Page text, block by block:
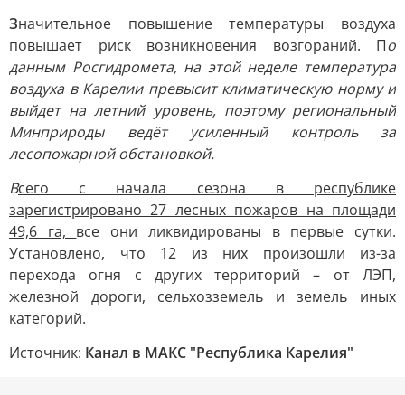
Значительное повышение температуры воздуха
повышает риск возникновения возгораний. По
данным Росгидромета, на этой неделе температура
воздуха в Карелии превысит климатическую норму и
выйдет на летний уровень, поэтому региональный
Минприроды ведёт усиленный контроль за
лесопожарной обстановкой.
Всего с начала сезона в республике
зарегистрировано 27 лесных пожаров на площади
49,6 га, все они ликвидированы в первые сутки.
Установлено, что 12 из них произошли из-за
перехода огня с других территорий – от ЛЭП,
железной дороги, сельхозземель и земель иных
категорий.
Источник: Канал в МАКС "Республика Карелия"